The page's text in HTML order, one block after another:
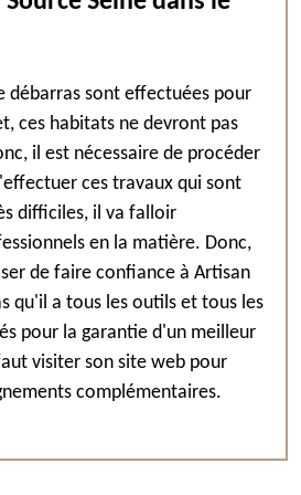
débarras sont effectuées pour
ces habitats ne devront pas
il est nécessaire de procéder
ces travaux qui sont
difficiles, il va falloir
en la matière. Donc,
de faire confiance à Artisan
qu'il a tous les outils et tous les
pour la garantie d'un meilleur
visiter son site web pour
complémentaires.